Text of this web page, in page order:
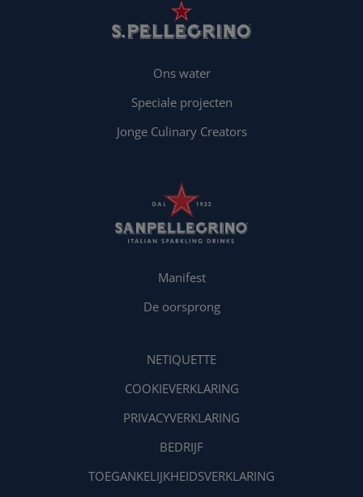
Ons water
Speciale projecten
Jonge Culinary Creators
Manifest
De oorsprong
NETIQUETTE
COOKIEVERKLARING
PRIVACYVERKLARING
BEDRIJF
TOEGANKELIJKHEIDSVERKLARING